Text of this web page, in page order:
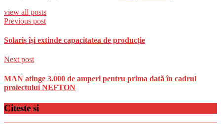
view all posts
Previous post
Solaris își extinde capacitatea de producție
Next post
MAN atinge 3.000 de amperi pentru prima dată în cadrul
proiectului NEFTON
Citeste si